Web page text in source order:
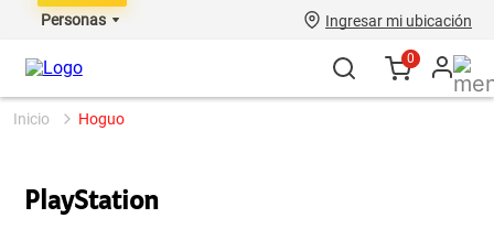
Personas Ingresar mi ubicación
0
hoguo
PlayStation